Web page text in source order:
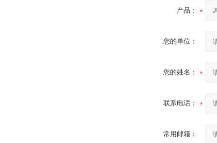
产品：
您的单位：
您的姓名：
联系电话：
常用邮箱：